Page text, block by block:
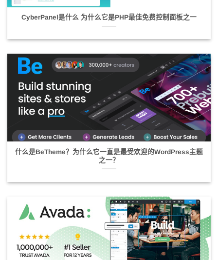
CyberPanel是什么 为什么它是PHP最佳免费控制面板之一
什么是BeTheme？为什么它一直是最受欢迎的WordPress主题
之一？